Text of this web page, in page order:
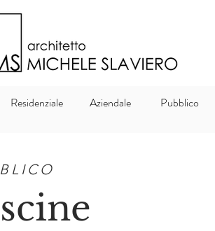
Residenziale Aziendale Pubblico